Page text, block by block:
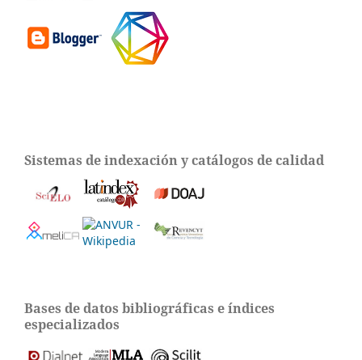
Sistemas de indexación y catálogos de calidad
Bases de datos bibliográficas e índices
especializados